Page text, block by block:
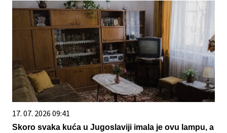
17. 07. 2026 09:41
Skoro svaka kuća u Jugoslaviji imala je ovu lampu, a